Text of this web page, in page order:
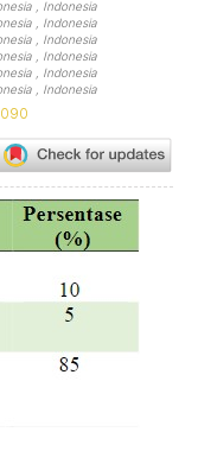
, Indonesia
, Indonesia
, Indonesia
, Indonesia
, Indonesia
, Indonesia